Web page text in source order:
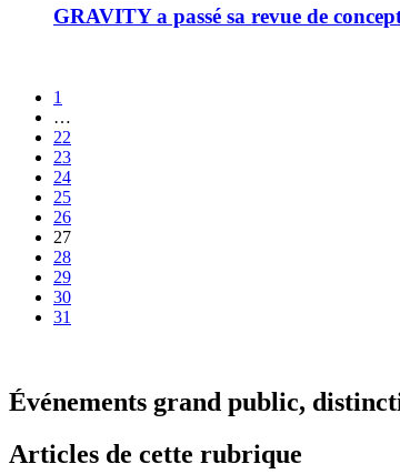
GRAVITY a passé sa revue de
1
…
22
23
24
25
26
27
28
29
30
31
Événements grand public,
Articles de cette rubrique